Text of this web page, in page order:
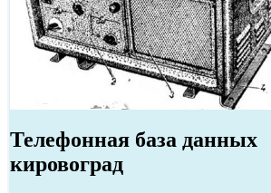
Телефонная база данных
кировоград